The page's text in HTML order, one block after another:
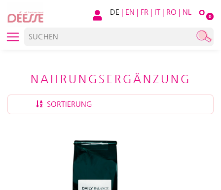
O 0
DE | EN | FR | IT | RO | NL
NAHRUNGSERGÄNZUNG
SORTIERUNG